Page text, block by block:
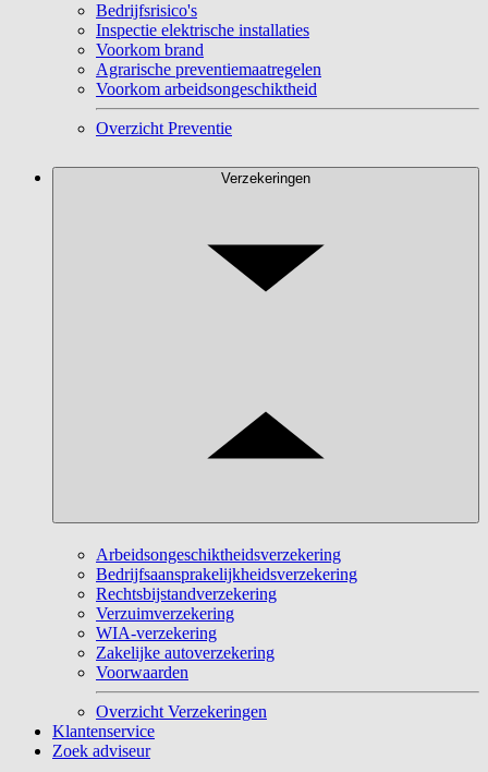
Bedrijfsrisico's
Inspectie elektrische installaties
Voorkom brand
Agrarische preventiemaatregelen
Voorkom arbeidsongeschiktheid
Overzicht Preventie
Verzekeringen
Arbeidsongeschiktheidsverzekering
Bedrijfsaansprakelijkheidsverzekering
Rechtsbijstandverzekering
Verzuimverzekering
WIA-verzekering
Zakelijke autoverzekering
Voorwaarden
Overzicht Verzekeringen
Klantenservice
Zoek adviseur